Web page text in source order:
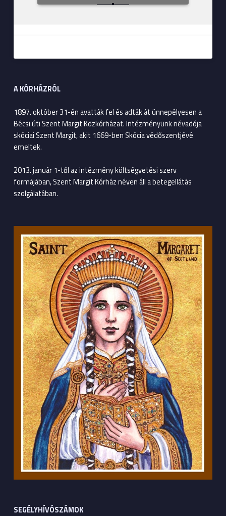
A KÓRHÁZRÓL
1897. október 31-én avatták fel és adták át ünnepélyesen a
Bécsi úti Szent Margit Közkórházat. Intézményünk névadója
skóciai Szent Margit, akit 1669-ben Skócia védőszentjévé
emeltek.
2013. január 1-től az intézmény költségvetési szerv
formájában, Szent Margit Kórház néven áll a betegellátás
szolgálatában.
SEGÉLYHÍVÓSZÁMOK